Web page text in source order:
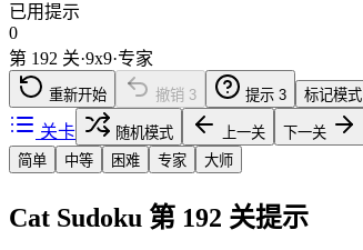
已用提示
0
第 192 关·9x9·专家
重新开始 撤销 3 提示 3 标记模式
关卡 随机模式 上一关
下一关
简单
中等 困难 专家 大师
Cat Sudoku 第 192 关提示